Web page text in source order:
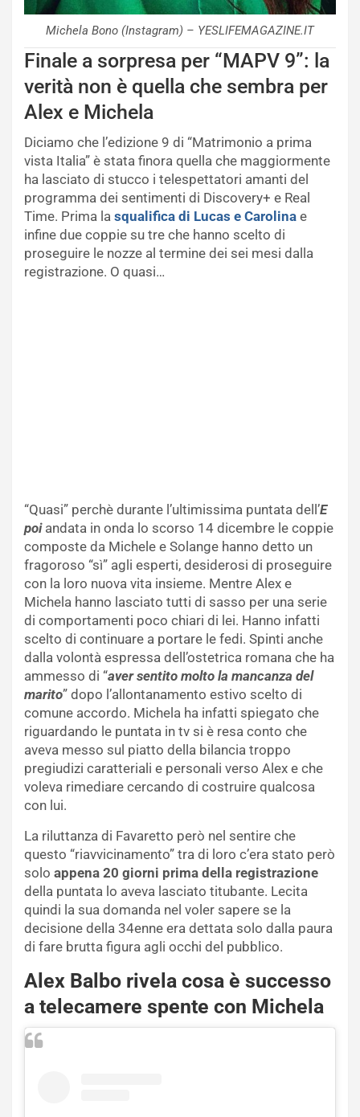
Michela Bono (Instagram) – YESLIFEMAGAZINE.IT
Finale a sorpresa per “MAPV 9”: la
verità non è quella che sembra per
Alex e Michela
Diciamo che l’edizione 9 di “Matrimonio a prima
vista Italia” è stata finora quella che maggiormente
ha lasciato di stucco i telespettatori amanti del
programma dei sentimenti di Discovery+ e Real
Time. Prima la squalifica di Lucas e Carolina e
infine due coppie su tre che hanno scelto di
proseguire le nozze al termine dei sei mesi dalla
registrazione. O quasi…
“Quasi” perchè durante l’ultimissima puntata dell’E
poiandata in onda lo scorso 14 dicembre le coppie
composte da Michele e Solange hanno detto un
fragoroso “sì” agli esperti, desiderosi di proseguire
con la loro nuova vita insieme. Mentre Alex e
Michela hanno lasciato tutti di sasso per una serie
di comportamenti poco chiari di lei. Hanno infatti
scelto di continuare a portare le fedi. Spinti anche
dalla volontà espressa dell’ostetrica romana che ha
ammesso di “aver sentito molto la mancanza del
marito” dopo l’allontanamento estivo scelto di
comune accordo. Michela ha infatti spiegato che
riguardando le puntata in tv si è resa conto che
aveva messo sul piatto della bilancia troppo
pregiudizi caratteriali e personali verso Alex e che
voleva rimediare cercando di costruire qualcosa
con lui.
La riluttanza di Favaretto però nel sentire che
questo “riavvicinamento” tra di loro c’era stato però
solo appena 20 giorni prima della registrazione
della puntata lo aveva lasciato titubante. Lecita
quindi la sua domanda nel voler sapere se la
decisione della 34enne era dettata solo dalla paura
di fare brutta figura agli occhi del pubblico.
Alex Balbo rivela cosa è successo
a telecamere spente con Michela